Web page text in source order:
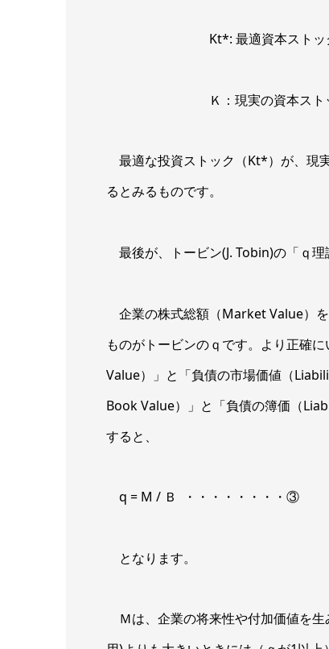
Kt*: 最適資本ストッ
Ｋ：現実の資本スト
最適な投資ストック（Kt*）が、現
るとみるものです。
最後が、トービン(J. Tobin)の「ｑ理
企業の株式総額（Market Value）
ものがトービンのｑです。より正確
Value）」と「負債の市場価値（
Book Value）」と「負債の簿価（
すると、
q = M / Ｂ ・・・・・・・・③
となります。
Ｍは、企業の将来性や付加価値を